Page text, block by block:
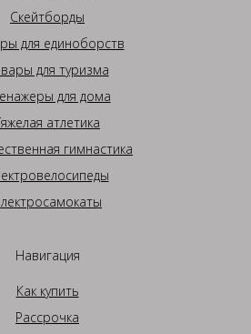
Скейтборды
для единоборств
для туризма
для дома
атлетика
гимнастика
Навигация
Как купить
Рассрочка